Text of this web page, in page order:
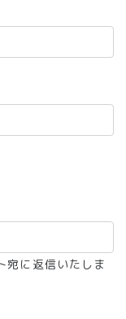
宛に返信いたしま